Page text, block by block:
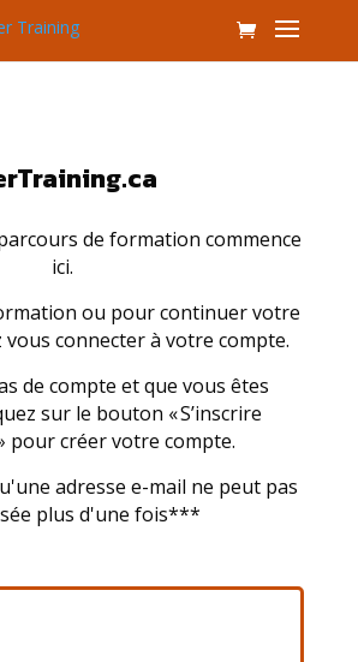
de formation commence
ici.
ou pour continuer votre
connecter à votre compte.
de compte et que vous êtes
sur le bouton « S’inscrire
pour créer votre compte.
adresse e-mail ne peut pas
plus d'une fois***